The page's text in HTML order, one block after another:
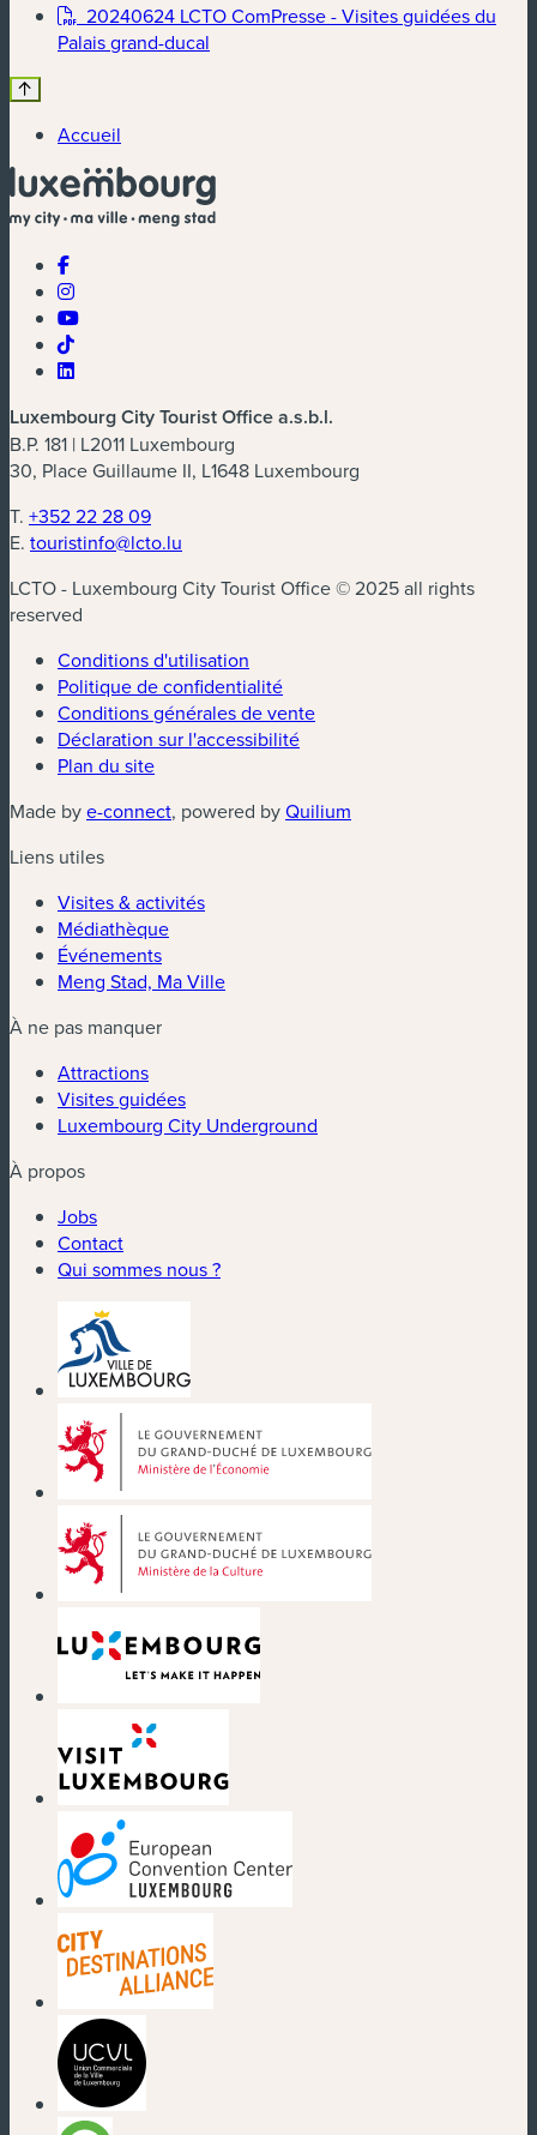
20240624 LCTO ComPresse - Visites guidées du
Palais grand-ducal
Accueil
Luxembourg City Tourist Office a.s.b.l.
B.P. 181 | L2011 Luxembourg
30, Place Guillaume II, L1648 Luxembourg
T. +352 22 28 09
E. touristinfo@lcto.lu
LCTO - Luxembourg City Tourist Office © 2025 all rights
reserved
Conditions d'utilisation
Politique de confidentialité
Conditions générales de vente
Déclaration sur l'accessibilité
Plan du site
Made bye-connect, powered byQuilium
Liens utiles
Visites & activités
Médiathèque
Événements
Meng Stad, Ma Ville
À ne pas manquer
Attractions
Visites guidées
Luxembourg City Underground
À propos
Jobs
Contact
Qui sommes nous ?